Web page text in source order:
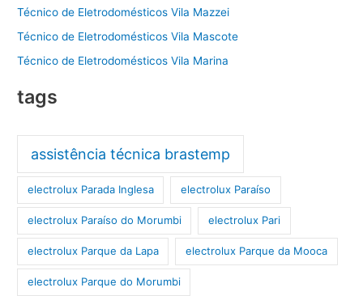
Técnico de Eletrodomésticos Vila Mazzei
Técnico de Eletrodomésticos Vila Mascote
Técnico de Eletrodomésticos Vila Marina
tags
assistência técnica brastemp
electrolux Parada Inglesa electrolux Paraíso
electrolux Paraíso do Morumbi electrolux Pari
electrolux Parque da Lapa electrolux Parque da Mooca
electrolux Parque do Morumbi